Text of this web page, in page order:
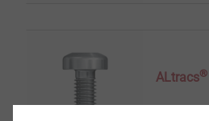
ALtracs®